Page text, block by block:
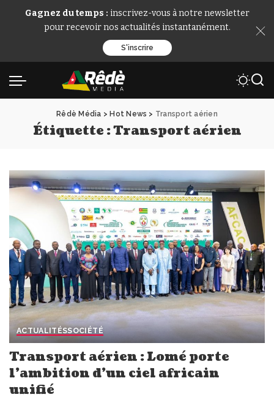
Gagnez du temps : inscrivez-vous à notre newsletter
pour recevoir nos actualités instantanément.
S'inscrire
Rêdè Média > Hot News > Transport aérien
Étiquette :Transport aérien
ACTUALITÉSSOCIÉTÉ
Transport aérien : Lomé porte
l’ambition d’un ciel africain
unifié